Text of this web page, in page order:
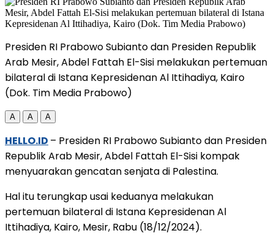
Presiden RI Prabowo Subianto dan Presiden Republik
Arab Mesir, Abdel Fattah El-Sisi melakukan pertemuan
bilateral di Istana Kepresidenan Al Ittihadiya, Kairo
(Dok. Tim Media Prabowo)
A A A
HELLO.ID – Presiden RI Prabowo Subianto dan Presiden
Republik Arab Mesir, Abdel Fattah El-Sisi kompak
menyuarakan gencatan senjata di Palestina.
Hal itu terungkap usai keduanya melakukan
pertemuan bilateral di Istana Kepresidenan Al
Ittihadiya, Kairo, Mesir, Rabu (18/12/2024).